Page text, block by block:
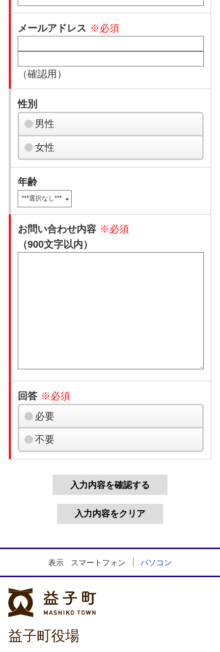
メールアドレス ※必須
（確認用）
性別
男性
女性
年齢
お問い合わせ内容 ※必須
（900文字以内）
回答 ※必須
必要
不要
表示 スマートフォン パソコン
益子町役場